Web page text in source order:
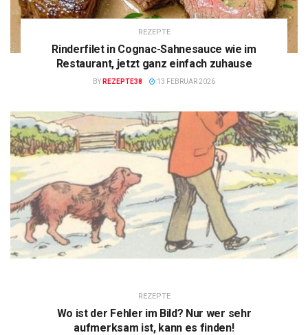
REZEPTE
Rinderfilet in Cognac-Sahnesauce wie im
Restaurant, jetzt ganz einfach zuhause
BY REZEPTE38 13 FEBRUAR 2026
REZEPTE
Wo ist der Fehler im Bild? Nur wer sehr
aufmerksam ist, kann es finden!